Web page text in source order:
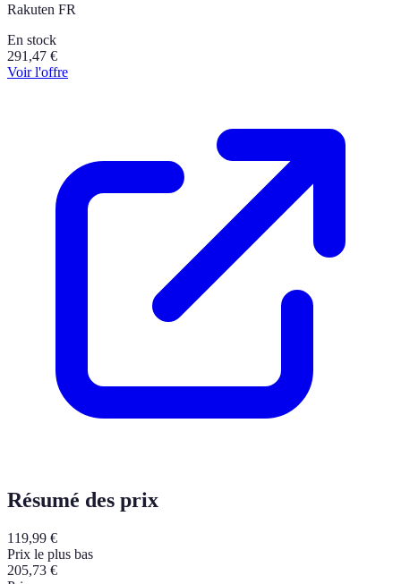
Rakuten FR
En stock
291,47 €
Voir l'offre
Résumé des prix
119,99 €
Prix le plus bas
205,73 €